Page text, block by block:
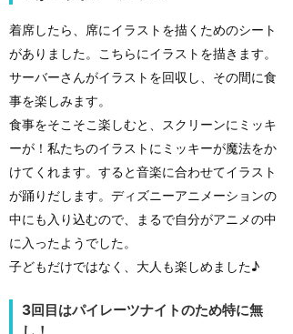
着席したら、席にイラストを描くためのシート
がありました。こちらにイラストを描きます。
サーバーさんがイラストを回収し、その間に食
事を楽しみます。
食事をそこそこ楽しむと、スクリーンにミッキ
ーが！私たちのイラストにミッキーが魔法をか
けてくれます。すると音楽に合わせてイラスト
が踊りだします。ディズニーアニメーションの
中にも入り込むので、まるで自分がアニメの中
に入ったようでした。
子どもだけではなく、大人も楽しめました♪
3回目はパイレーツナイトのため特に無